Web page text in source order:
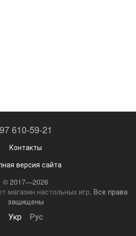
610-59-21
Контакты
версия сайта
© 2017—2026
магазин настольных игр. Все права
защищены
Укр Рус